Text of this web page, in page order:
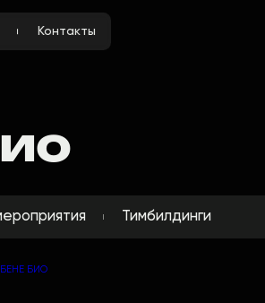
Контакты
Тимбилдинги